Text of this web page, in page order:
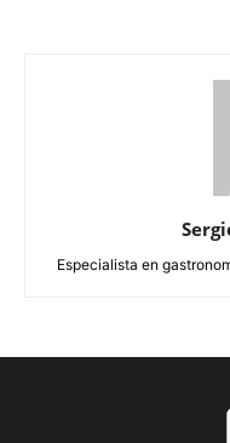
Especialista en